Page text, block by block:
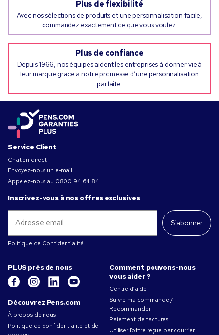
Plus de flexibilité
Avec nos sélections de produits et une personnalisation facile,
commandez exactement ce que vous voulez.
Plus de confiance
Depuis 1966, nos équipes aident les entreprises à donner vie à
leur marque grâce à notre promesse d’une personnalisation
parfaite.
Service Client
Chat en direct
Envoyez-nous un e-mail
Appelez-nous au 0800 94 64 84
Inscrivez-vous à nos offres exclusives
S’abonner
Politique de Confidentialité
PLUS près de nous
Découvrez Pens.com
À propos de nous
Politique de confidentialité et de
Comment pouvons-nous
vous aider ?
Centre d’aide
Suivre ma commande /
Recommander
Paiement de factures
Utiliser l’offre reçue par courrier